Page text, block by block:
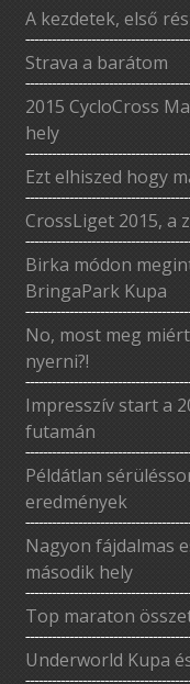
A kezdetek, első
Strava a barátom
2015 CycloCross
hely
Ezt elhiszed hogy
CrossLiget 2015, a
Birka módon
BringaPark Kupa
No, most meg
nyerni?!
Impresszív start a
futamán
Példátlan
eredmények
Nagyon fájdalmas
második hely
Top maraton
Underworld Kupa